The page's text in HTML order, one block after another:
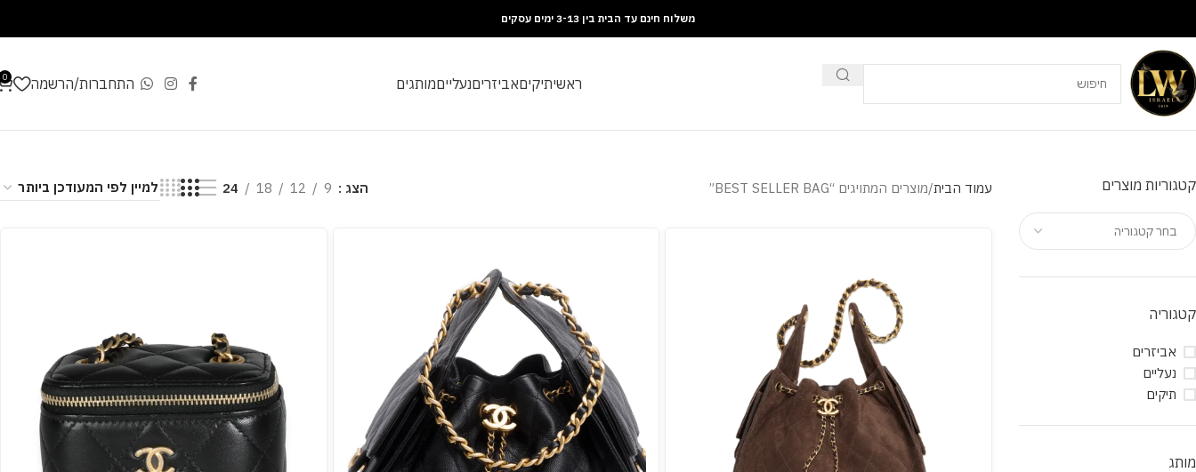
משלוח חינם עד הבית בין 3-13 ימים עסקים
ראשיתיקיםאביזריםנעלייםמותגים התחברות/הרשמה 0
קטגוריות מוצרים
בחר קטגוריה
קטגוריה
אביזרים
נעליים
תיקים
מותג
עמוד הבית מוצרים המתויגים “BEST SELLER BAG” הצג 9
12
18
24